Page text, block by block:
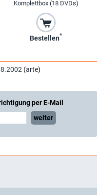
Komplettbox (18 DVDs)
Bestellen*
(arte)
per E-Mail
weiter